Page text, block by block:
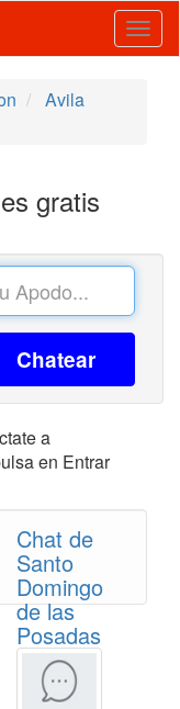
Avila
gratis
Chatear
a
en Entrar
Chat de
Santo
Domingo
de las
Posadas